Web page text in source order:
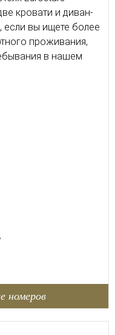
кровати и диван-
если вы ищете более
проживания,
в нашем
номеров